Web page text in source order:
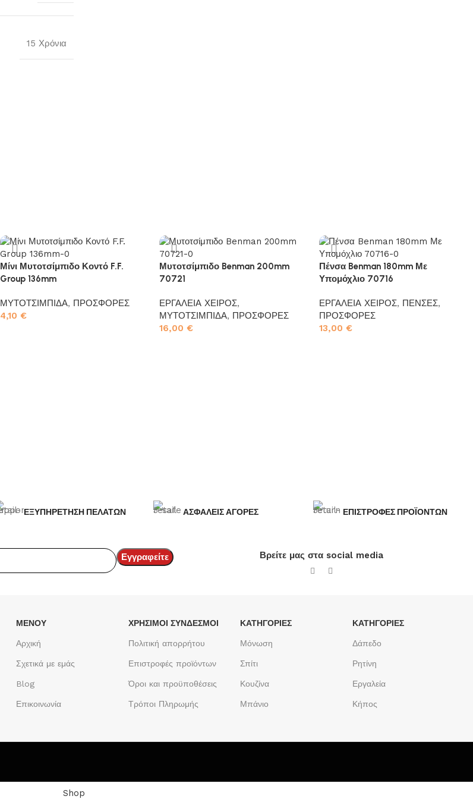
15 Χρόνια
Μίνι Μυτοτσίμπιδο Κοντό F.F.
Group 136mm
ΜΥΤΟΤΣΙΜΠΙΔΑ, ΠΡΟΣΦΟΡΕΣ
4,10 €
Μυτοτσίμπιδο Benman 200mm
70721
ΕΡΓΑΛΕΙΑ ΧΕΙΡΟΣ,
ΜΥΤΟΤΣΙΜΠΙΔΑ, ΠΡΟΣΦΟΡΕΣ
16,00€
Πένσα Benman 180mm Με
Υπομόχλιο 70716
ΕΡΓΑΛΕΙΑ ΧΕΙΡΟΣ, ΠΕΝΣΕΣ,
ΠΡΟΣΦΟΡΕΣ
13,00€
ΕΞΥΠΗΡΕΤΗΣΗ ΠΕΛΑΤΩΝ ΑΣΦΑΛΕΙΣ ΑΓΟΡΕΣ ΕΠΙΣΤΡΟΦΕΣ ΠΡΟΪΟΝΤΩΝ
Βρείτε μας στα social media
ΜΕΝΟΥ
Αρχική
Σχετικά με εμάς
Blog
Επικοινωνία
ΧΡΉΣΙΜΟΙ ΣΎΝΔΕΣΜΟΙ
Πολιτική απορρήτου
Επιστροφές προϊόντων
Όροι και προϋποθέσεις
Τρόποι Πληρωμής
ΚΑΤΗΓΟΡΙΕΣ
Μόνωση
Σπίτι
Κουζίνα
Μπάνιο
ΚΑΤΗΓΟΡΙΕΣ
Δάπεδο
Ρητίνη
Εργαλεία
Κήπος
Shop